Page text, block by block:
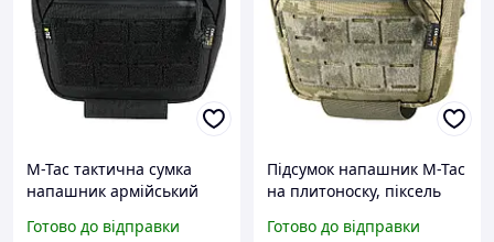
M-Tac тактична сумка
напашник армійський
кріпленням на
Готово до відправки
Підсумок напашник M-Tac
на плитоноску, піксель
напашник
Готово до відправки